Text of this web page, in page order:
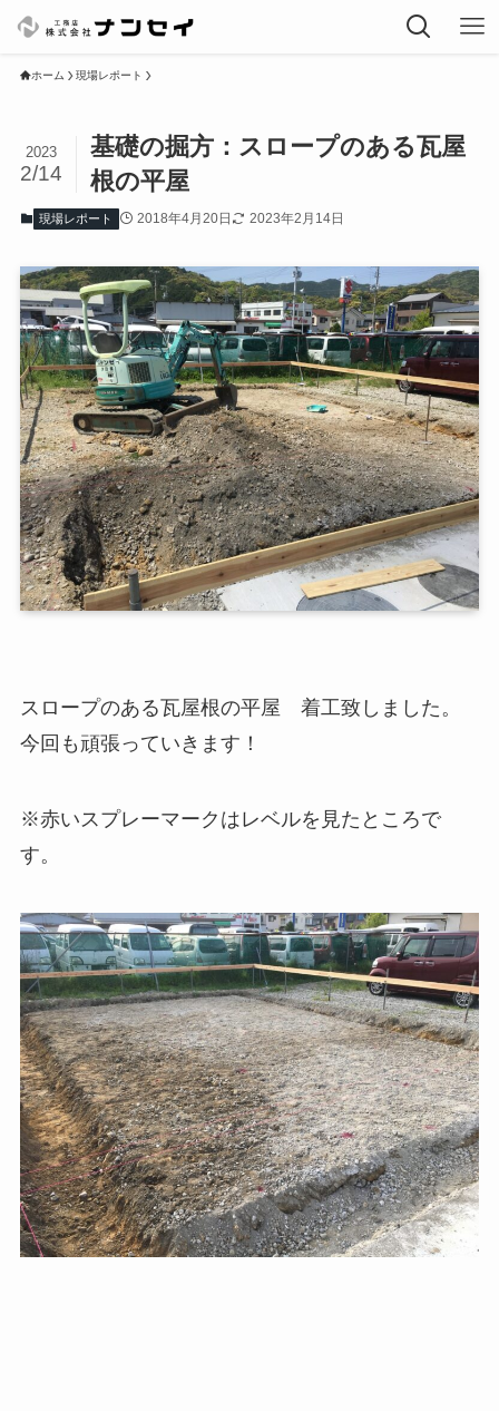
ホーム 現場レポート
基礎の掘方：スロープのある瓦屋
根の平屋
2023
2/14
現場レポート 2018年4月20日 2023年2月14日
スロープのある瓦屋根の平屋 着工致しました。
今回も頑張っていきます！
※赤いスプレーマークはレベルを見たところで
す。